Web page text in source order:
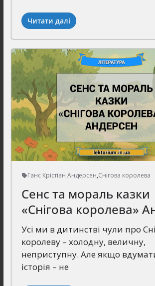
Читати далі
Ганс Крістіан Андерсен,Снігова королева
Сенс та мораль казки
«Снігова королева»
Усі ми в дитинстві чули про
королеву – холодну, величну,
неприступну. Але якщо
історія – не